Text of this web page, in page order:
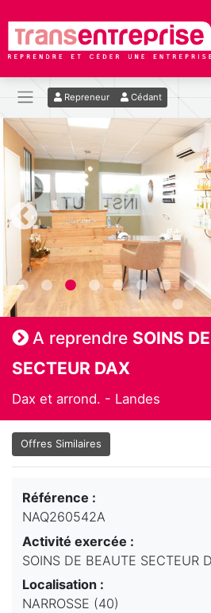
Repreneur Cédant
A reprendre SOINS
SECTEUR DAX
Dax et arrond. - Landes
Offres Similaires
Référence :
NAQ260542A
Activité exercée :
SOINS DE BEAUTE SECTEUR
Localisation :
NARROSSE (40)